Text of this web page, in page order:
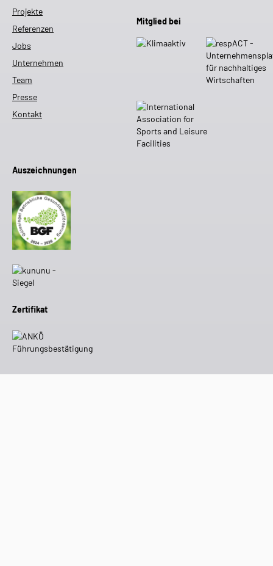
Projekte
Referenzen
Jobs
Unternehmen
Team
Presse
Kontakt
Mitglied bei
Auszeichnungen
Zertifikat